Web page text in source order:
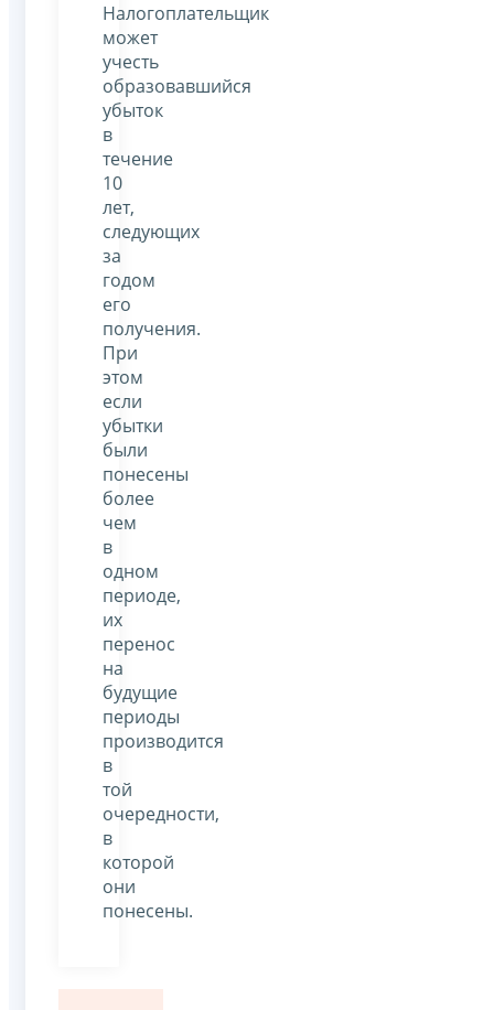
Налогоплательщик
может
учесть
образовавшийся
убыток
в
течение
10
лет,
следующих
за
годом
его
получения.
При
этом
если
убытки
были
понесены
более
чем
в
одном
периоде,
их
перенос
на
будущие
периоды
производится
в
той
очередности,
в
которой
они
понесены.